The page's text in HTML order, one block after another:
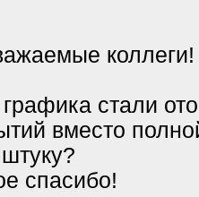
стали
вместо
спасибо!